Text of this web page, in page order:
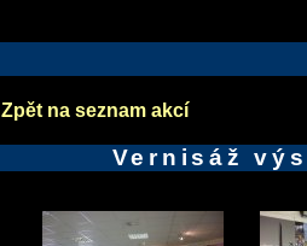
Zpět na seznam akcí
Vernisáž